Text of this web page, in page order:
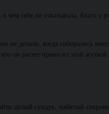
чем себе не отказывала, благо у
не делали, когда собирались
он растет прямо из этой жуткой
целый сундук, набитый